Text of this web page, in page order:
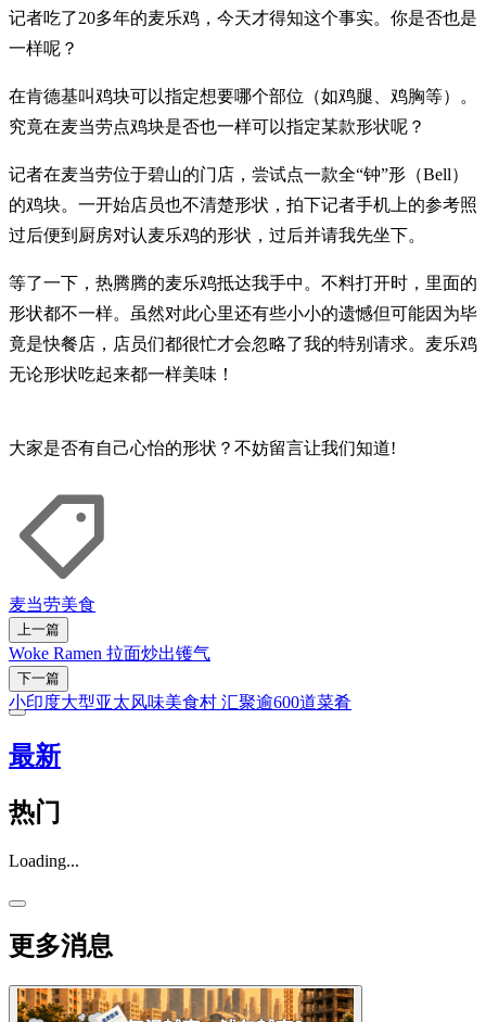
记者吃了20多年的麦乐鸡，今天才得知这个事实。你是否也是
一样呢？
在肯德基叫鸡块可以指定想要哪个部位（如鸡腿、鸡胸等）。
究竟在麦当劳点鸡块是否也一样可以指定某款形状呢？
记者在麦当劳位于碧山的门店，尝试点一款全“钟”形（Bell）
的鸡块。一开始店员也不清楚形状，拍下记者手机上的参考照
过后便到厨房对认麦乐鸡的形状，过后并请我先坐下。
等了一下，热腾腾的麦乐鸡抵达我手中。不料打开时，里面的
形状都不一样。虽然对此心里还有些小小的遗憾但可能因为毕
竟是快餐店，店员们都很忙才会忽略了我的特别请求。麦乐鸡
无论形状吃起来都一样美味！
大家是否有自己心怡的形状？不妨留言让我们知道!
麦当劳美食
上一篇
Woke Ramen 拉面炒出镬气
下一篇
小印度大型亚太风味美食村 汇聚逾600道菜肴
最新
热门
Loading...
更多消息